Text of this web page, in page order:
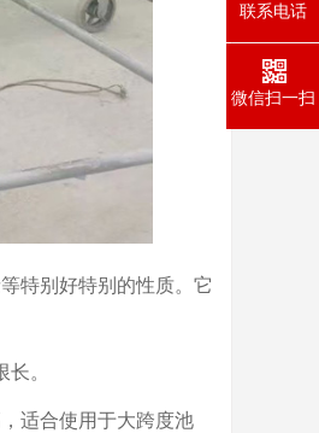
特别好特别的性质。它
。
适合使用于大跨度池
联系电话
微信扫一扫